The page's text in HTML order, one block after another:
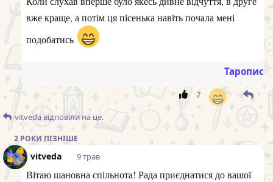
вже краще, а потім ця пісенька навіть почала мені
подобатись
Таропис
2
vitvedaвідповіли на це.
2 РОКИ ПІЗНІШЕ
vitveda 9 трав
Вітаю шановна спільнота! Рада приєднатися до вашої